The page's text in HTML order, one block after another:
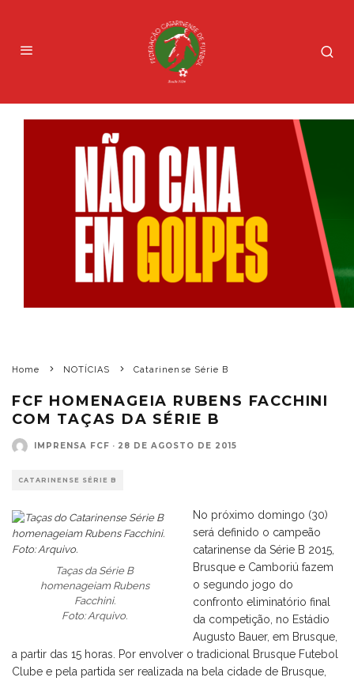
Home NOTÍCIAS Catarinense Série B
FCF HOMENAGEIA RUBENS FACCHINI
COM TAÇAS DA SÉRIE B
IMPRENSA FCF · 28 DE AGOSTO DE 2015
CATARINENSE SÉRIE B
Taças da Série B
homenageiam Rubens
Facchini.
Foto: Arquivo.
No próximo domingo (30)
será definido o campeão
catarinense da Série B 2015,
Brusque e Camboriú fazem
o segundo jogo do
confronto eliminatório final
da competição, no Estádio
Augusto Bauer, em Brusque,
a partir das 15 horas. Por envolver o tradicional Brusque Futebol
Clube e pela partida ser realizada na bela cidade de Brusque,